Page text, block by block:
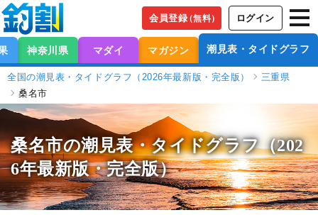
会員登録（無料） ログイン
神奈川県 マダイ マガジン 潮見表・タイドグラフ
全国の潮見表・タイドグラフ（2026年最新版・完全版）
三重県
桑名市
桑名市の潮見表・タイドグラフ（202
6年最新版・完全版）